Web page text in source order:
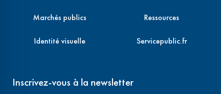
Marchés publics
Identité visuelle
Ressources
Servicepublic.fr
Inscrivez-vous à la newsletter